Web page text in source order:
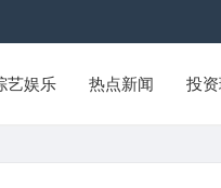
艺娱乐 热点新闻 投